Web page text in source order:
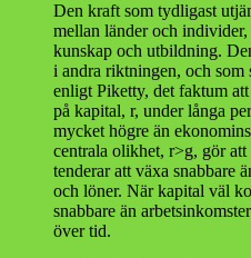
Den kraft som tydligast
mellan länder och
kunskap och utbildning.
i andra riktningen, och som
enligt Piketty, det faktum
på kapital, r, under långa
mycket högre än
centrala olikhet, r>g, gör
tenderar att växa snabbare
och löner. När kapital väl
snabbare än
över tid.